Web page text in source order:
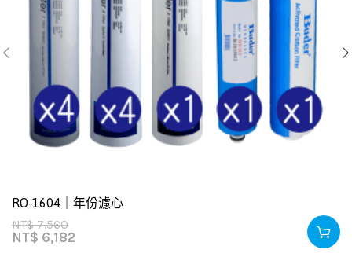
RO-1604｜年份濾心
NT$7,560
NT$ 6,182